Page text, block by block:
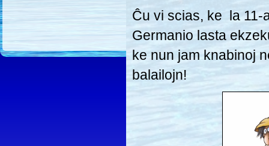
Ĉu vi scias, ke la 11-
Germanio lasta
ke nun jam knabinoj
balailojn!